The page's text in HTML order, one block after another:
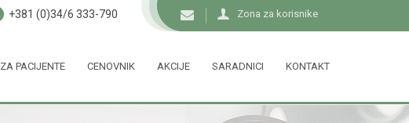
Zona za korisnike
+381 (0)34/6 333-790
ZA PACIJENTE CENOVNIK AKCIJE SARADNICI KONTAKT